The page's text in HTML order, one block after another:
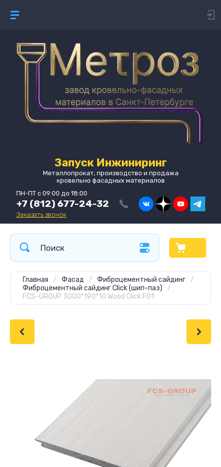
Запуск Инжиниринг
Металлопрокат, производство и продажа
кровельно фасадных материалов
ПН-ПТ с 09:00 до 18:00
+7 (812) 677-24-32
Заказать звонок
Главная / Фасад / Фиброцементный сайдинг
/
Фиброцементный сайдинг Click (шип-паз)
/
FCS-GROUP 3000*190*10 Wood Click F01